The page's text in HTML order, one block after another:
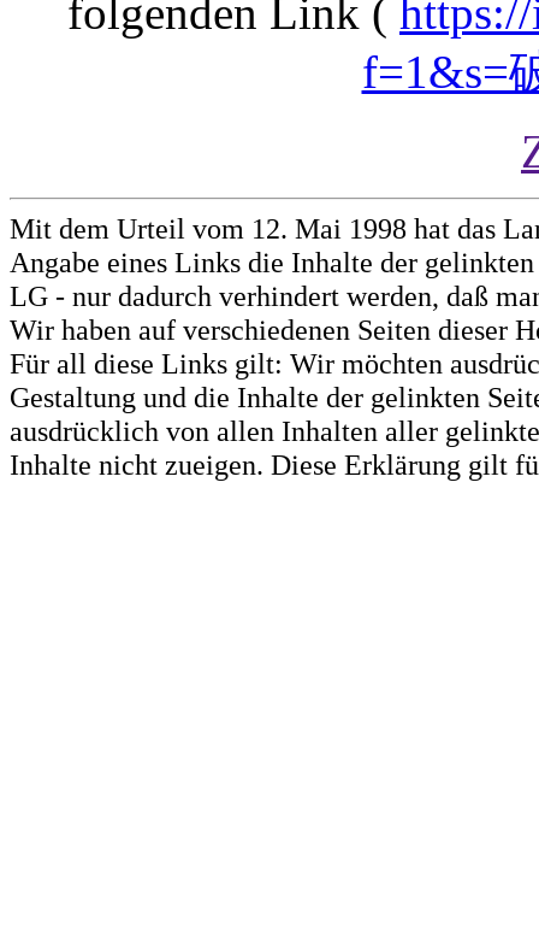
folgenden Link (
f=1&s=
Mit dem Urteil vom 12. Mai 1998 hat das
Angabe eines Links die Inhalte der
LG - nur dadurch verhindert werden, daß
Wir haben auf verschiedenen Seiten dieser
Für all diese Links gilt: Wir möchten
Gestaltung und die Inhalte der gelinkten
ausdrücklich von allen Inhalten aller
Inhalte nicht zueigen. Diese Erklärung gilt